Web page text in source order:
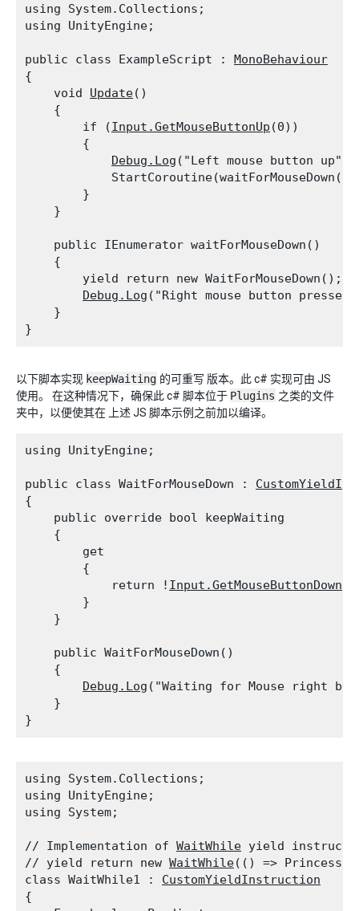
using System.Collections;
using UnityEngine;
public class ExampleScript : MonoBehaviour
{
    void
Update()
    {
        if (
Input.GetMouseButtonUp (0))
        {
Debug.Log ("Left mouse button up");
        }
    }
    public IEnumerator waitForMouseDown()
    {
        yield return new WaitForMouseDown();
Debug.Log ("Right mouse button
    }
以下脚本实现 keepWaiting 的可重写 版本。此 c# 实现可由 JS
使用。 在这种情况下，确保此 c# 脚本位于 Plugins 之类的文件
夹中，以便使其在 上述 JS 脚本示例之前加以编译。
using UnityEngine;
public class WaitForMouseDown :
{
    public override bool keepWaiting
    {
        get
        {
            return !
Input.GetMouseButtonDown
        }
    }
    public WaitForMouseDown()
    {
Debug.Log ("Waiting for Mouse right
    }
using System.Collections;
using UnityEngine;
using System;
// Implementation of WaitWhile yield
// yield return new WaitWhile(() =>
class WaitWhile1 : CustomYieldInstruction
{